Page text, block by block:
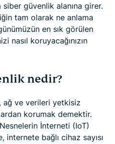
güvenlik alanına girer.
tam olarak ne anlama
en sık görülen
nasıl koruyacağınızın
nedir?
ağ ve verileri yetkisiz
korumak demektir.
İnterneti (IoT)
internete bağlı cihaz sayısı